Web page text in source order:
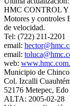
HMC CONTROL
Motores y controles
de velocidad.
Tel: (722) 211-2201
email:
email:
web:
Municipio de
Col. Izcalli
52176 Metepec,
ALTA: 2005-02-28